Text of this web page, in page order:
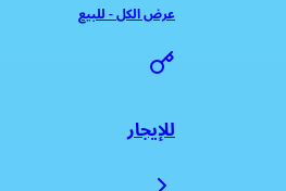
عرض الكل-للبيع
للإيجار